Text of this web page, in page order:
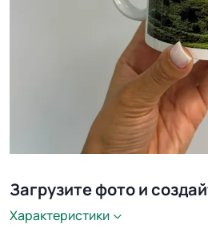
Загрузите фото и
Характеристики